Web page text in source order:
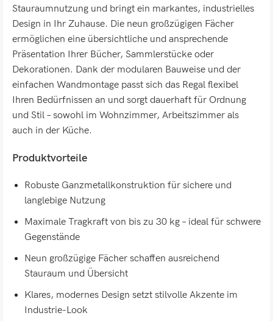
Stauraumnutzung und bringt ein markantes, industrielles
Design in Ihr Zuhause. Die neun großzügigen Fächer
ermöglichen eine übersichtliche und ansprechende
Präsentation Ihrer Bücher, Sammlerstücke oder
Dekorationen. Dank der modularen Bauweise und der
einfachen Wandmontage passt sich das Regal flexibel
Ihren Bedürfnissen an und sorgt dauerhaft für Ordnung
und Stil – sowohl im Wohnzimmer, Arbeitszimmer als
auch in der Küche.
Produktvorteile
Robuste Ganzmetallkonstruktion für sichere und
langlebige Nutzung
Maximale Tragkraft von bis zu 30 kg – ideal für schwere
Gegenstände
Neun großzügige Fächer schaffen ausreichend
Stauraum und Übersicht
Klares, modernes Design setzt stilvolle Akzente im
Industrie-Look